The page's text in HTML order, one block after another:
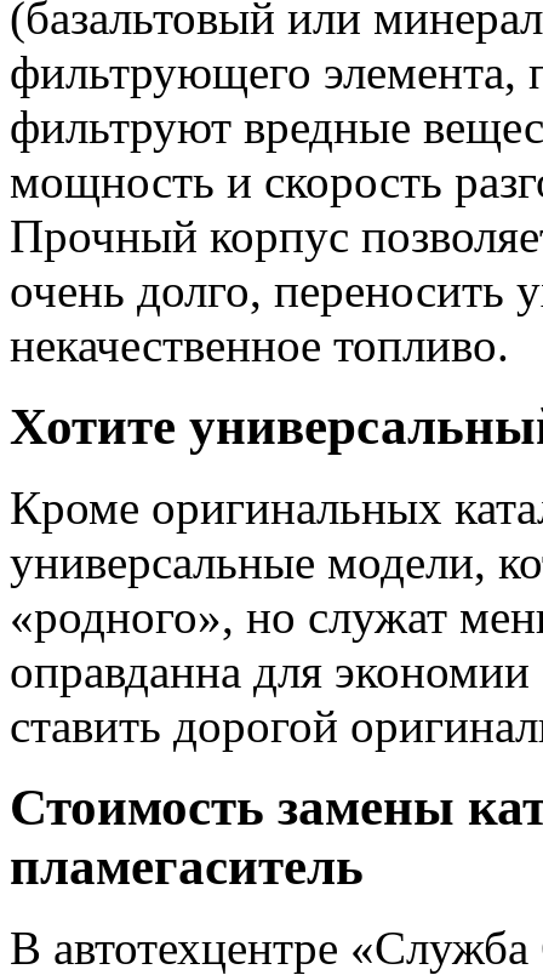
(базальтовый или
фильтрующего элемента,
фильтруют вредные
мощность и скорость
Прочный корпус
очень долго, переносить
некачественное топливо.
Хотите
Кроме оригинальных
универсальные модели,
«родного», но служат
оправданна для
ставить дорогой
Стоимость замены
пламегаситель
В автотехцентре